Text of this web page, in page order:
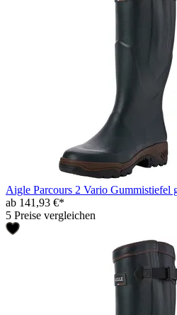
Aigle Parcours 2 Vario Gummistiefel
ab 141,93 €*
5 Preise vergleichen